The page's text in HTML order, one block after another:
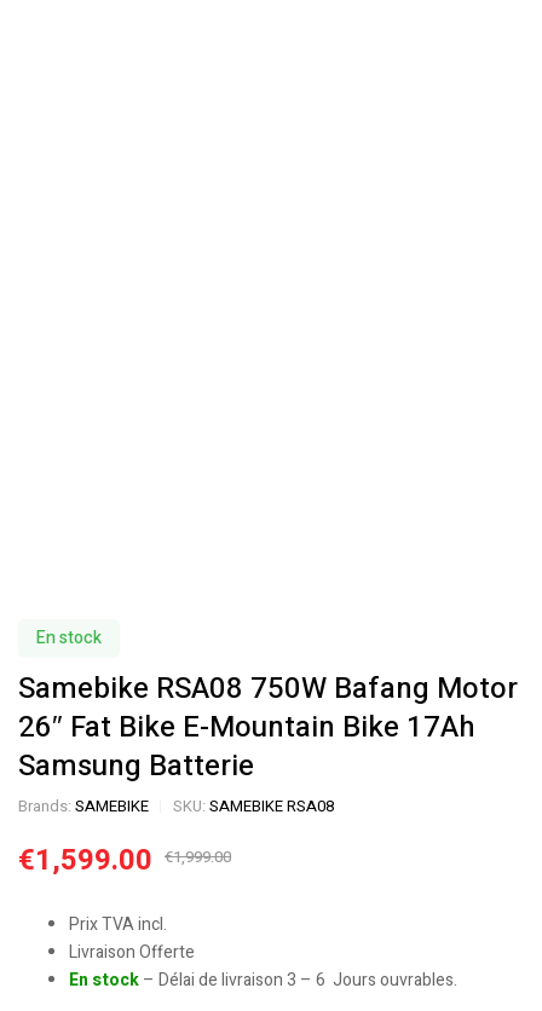
En stock
Samebike RSA08 750W Bafang Motor
26″ Fat Bike E-Mountain Bike 17Ah
Samsung Batterie
Brands: SAMEBIKE SKU: SAMEBIKE RSA08
€1,999.00
€1,599.00
Prix TVA incl.
Livraison Offerte
En stock– Délai de livraison 3 – 6 Jours ouvrables.